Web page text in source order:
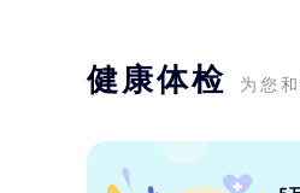
健康体检 为您